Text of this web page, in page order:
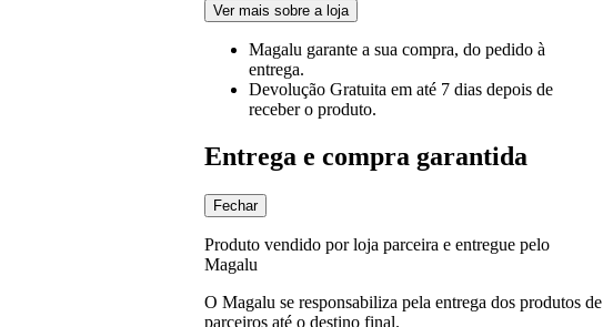
Ver mais sobre a loja
Magalu garante a sua compra, do pedido à
entrega.
Devolução Gratuita em até 7 dias depois de
receber o produto.
Entrega e compra garantida
Fechar
Produto vendido por loja parceira e entregue pelo
Magalu
O Magalu se responsabiliza pela entrega dos produtos de
parceiros até o destino final.